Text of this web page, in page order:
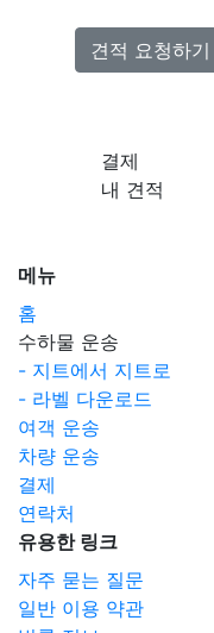
견적 요청하기
결제
내 견적
메뉴
홈
수하물 운송
- 지트에서 지트로
- 라벨 다운로드
여객 운송
차량 운송
결제
연락처
유용한 링크
자주 묻는 질문
일반 이용 약관